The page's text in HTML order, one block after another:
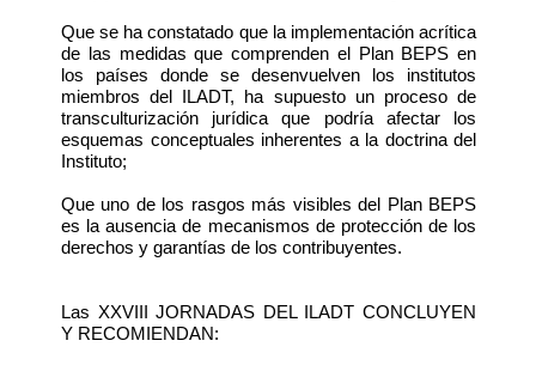
Que se ha constatado que la implementación acrítica
de las medidas que comprenden el Plan BEPS en
los países donde se desenvuelven los institutos
miembros del ILADT, ha supuesto un proceso de
transculturización jurídica que podría afectar los
esquemas conceptuales inherentes a la doctrina del
Instituto;
Que uno de los rasgos más visibles del Plan BEPS
es la ausencia de mecanismos de protección de los
derechos y garantías de los contribuyentes.
Las XXVIII JORNADAS DEL ILADT CONCLUYEN
Y RECOMIENDAN: